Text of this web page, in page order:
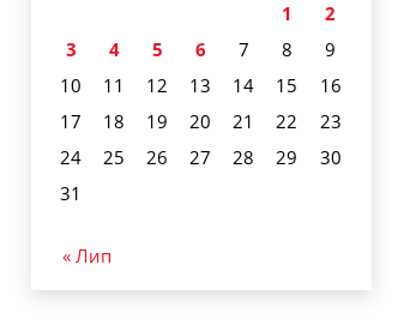
1
2
3
4 5 6 7 8
9
10
11 12 13 14 15
16
17
18 19 20 21 22
23
24
25 26 27 28 29
30
31
« Лип